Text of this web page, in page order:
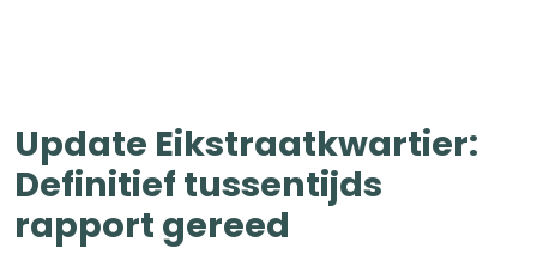
Update Eikstraatkwartier:
Definitief tussentijds
rapport gereed